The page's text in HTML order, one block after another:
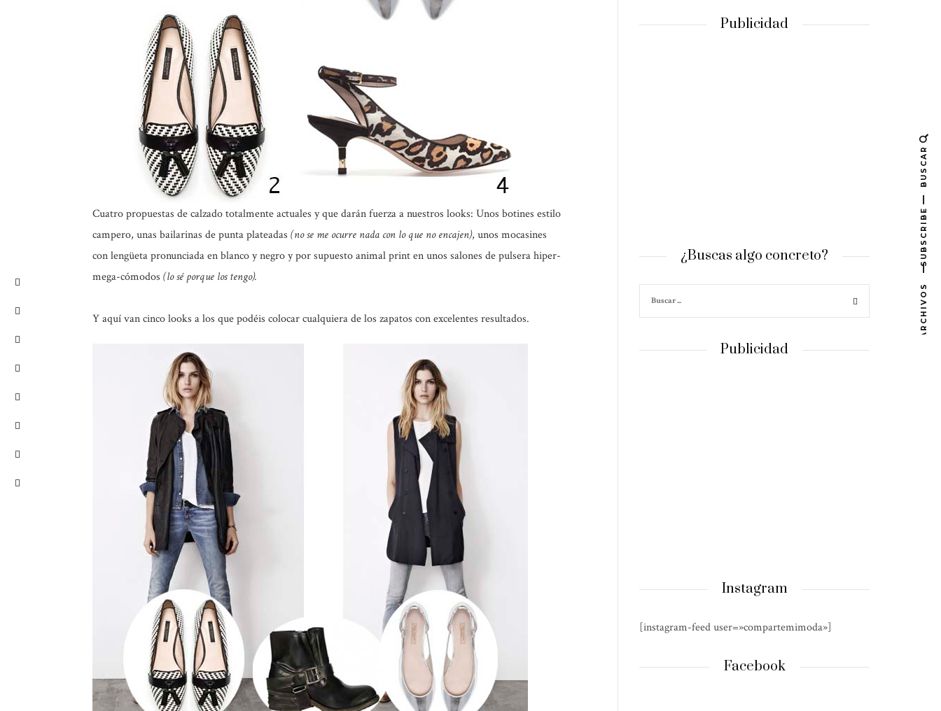
Cuatro propuestas de calzado totalmente actuales y que darán fuerza a nuestros looks: Unos botines estilo
campero, unas bailarinas de punta plateadas (no se me ocurre nada con lo que no encajen), unos mocasines
con lengüeta pronunciada en blanco y negro y por supuesto animal print en unos salones de pulsera hiper-
mega-cómodos (lo sé porque los tengo).
Y aquí van cinco looks a los que podéis colocar cualquiera de los zapatos con excelentes resultados.
Publicidad
¿Buscas algo concreto?
Publicidad
Instagram
[instagram-feed user=»compartemimoda»]
Facebook
BUSCAR
SUBSCRIBE
ARCHIVOS